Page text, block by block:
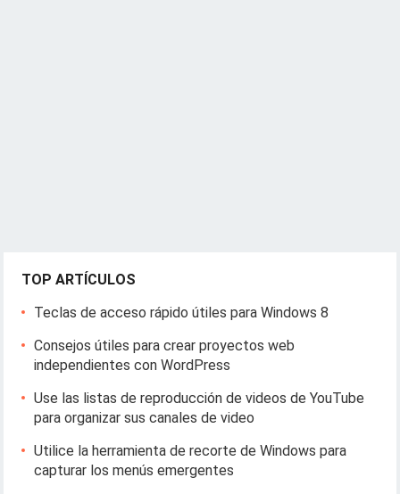
TOP ARTÍCULOS
Teclas de acceso rápido útiles para Windows 8
Consejos útiles para crear proyectos web
independientes con WordPress
Use las listas de reproducción de videos de YouTube
para organizar sus canales de video
Utilice la herramienta de recorte de Windows para
capturar los menús emergentes